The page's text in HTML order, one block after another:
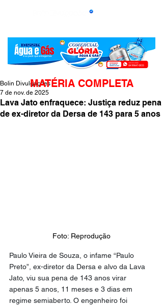
Lava Jato enfraquece: Justiça reduz pena
de ex-diretor da Dersa de 143 para 5 anos
Bolin Divulgações
7 de nov. de 2025
Foto: Reprodução
Paulo Vieira de Souza, o infame “Paulo
Preto”, ex-diretor da Dersa e alvo da Lava
Jato, viu sua pena de 143 anos virar
apenas 5 anos, 11 meses e 3 dias em
regime semiaberto. O engenheiro foi
MATÉRIA COMPLETA